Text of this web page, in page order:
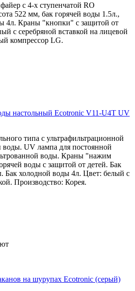
с 4-х ступенчатой RO
522 мм, бак горячей воды 1.5л.,
4л. Краны "кнопки" с защитой от
с серебряной вставкой на лицевой
компрессор LG.
настольный Ecotronic V11-U4T UV
типа с ультрафильтрационной
воды. UV лампа для постоянной
воды. Краны "нажим
воды с защитой от детей. Бак
Бак холодной воды 4л. Цвет: белый с
Производство: Корея.
на шурупах Ecotronic (серый)